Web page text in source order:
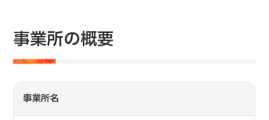
事業所の概要
事業所名